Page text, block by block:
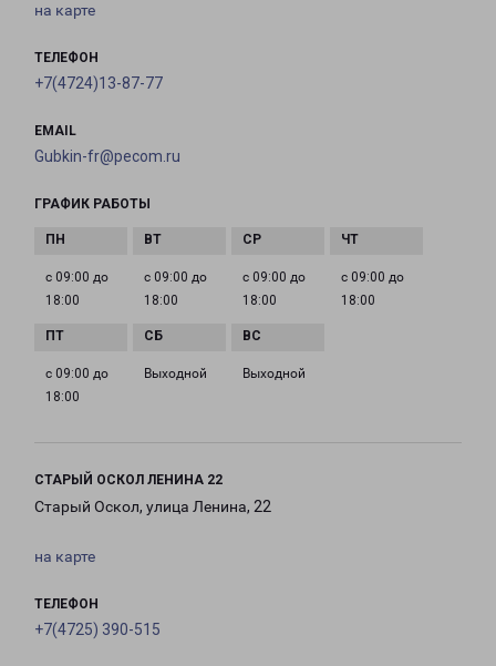
на карте
ТЕЛЕФОН
+7(4724)13-87-77
EMAIL
Gubkin-fr@pecom.ru
ГРАФИК РАБОТЫ
с 09:00 до
18:00
с 09:00 до
18:00
с 09:00 до
18:00
с 09:00 до
18:00
с 09:00 до
18:00
Выходной Выходной
СТАРЫЙ ОСКОЛ ЛЕНИНА 22
Старый Оскол, улица Ленина, 22
на карте
ТЕЛЕФОН
+7(4725) 390-515